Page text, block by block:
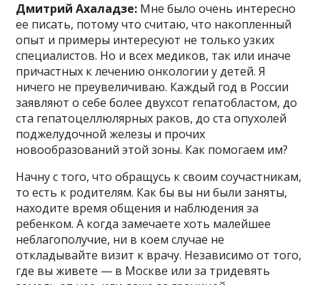
Дмитрий Ахаладзе: Мне было очень интересно
ее писать, потому что считаю, что накопленный
опыт и примеры интересуют не только узких
специалистов. Но и всех медиков, так или иначе
причастных к лечению онкологии у детей. Я
ничего не преувеличиваю. Каждый год в России
заявляют о себе более двухсот гепатобластом, до
ста гепатоцеллюлярных раков, до ста опухолей
поджелудочной железы и прочих
новообразований этой зоны. Как помогаем им?
Начну с того, что обращусь к своим соучастникам,
то есть к родителям. Как бы вы ни были заняты,
находите время общения и наблюдения за
ребенком. А когда замечаете хоть малейшее
неблагополучие, ни в коем случае не
откладывайте визит к врачу. Независимо от того,
где вы живете — в Москве или за тридевять